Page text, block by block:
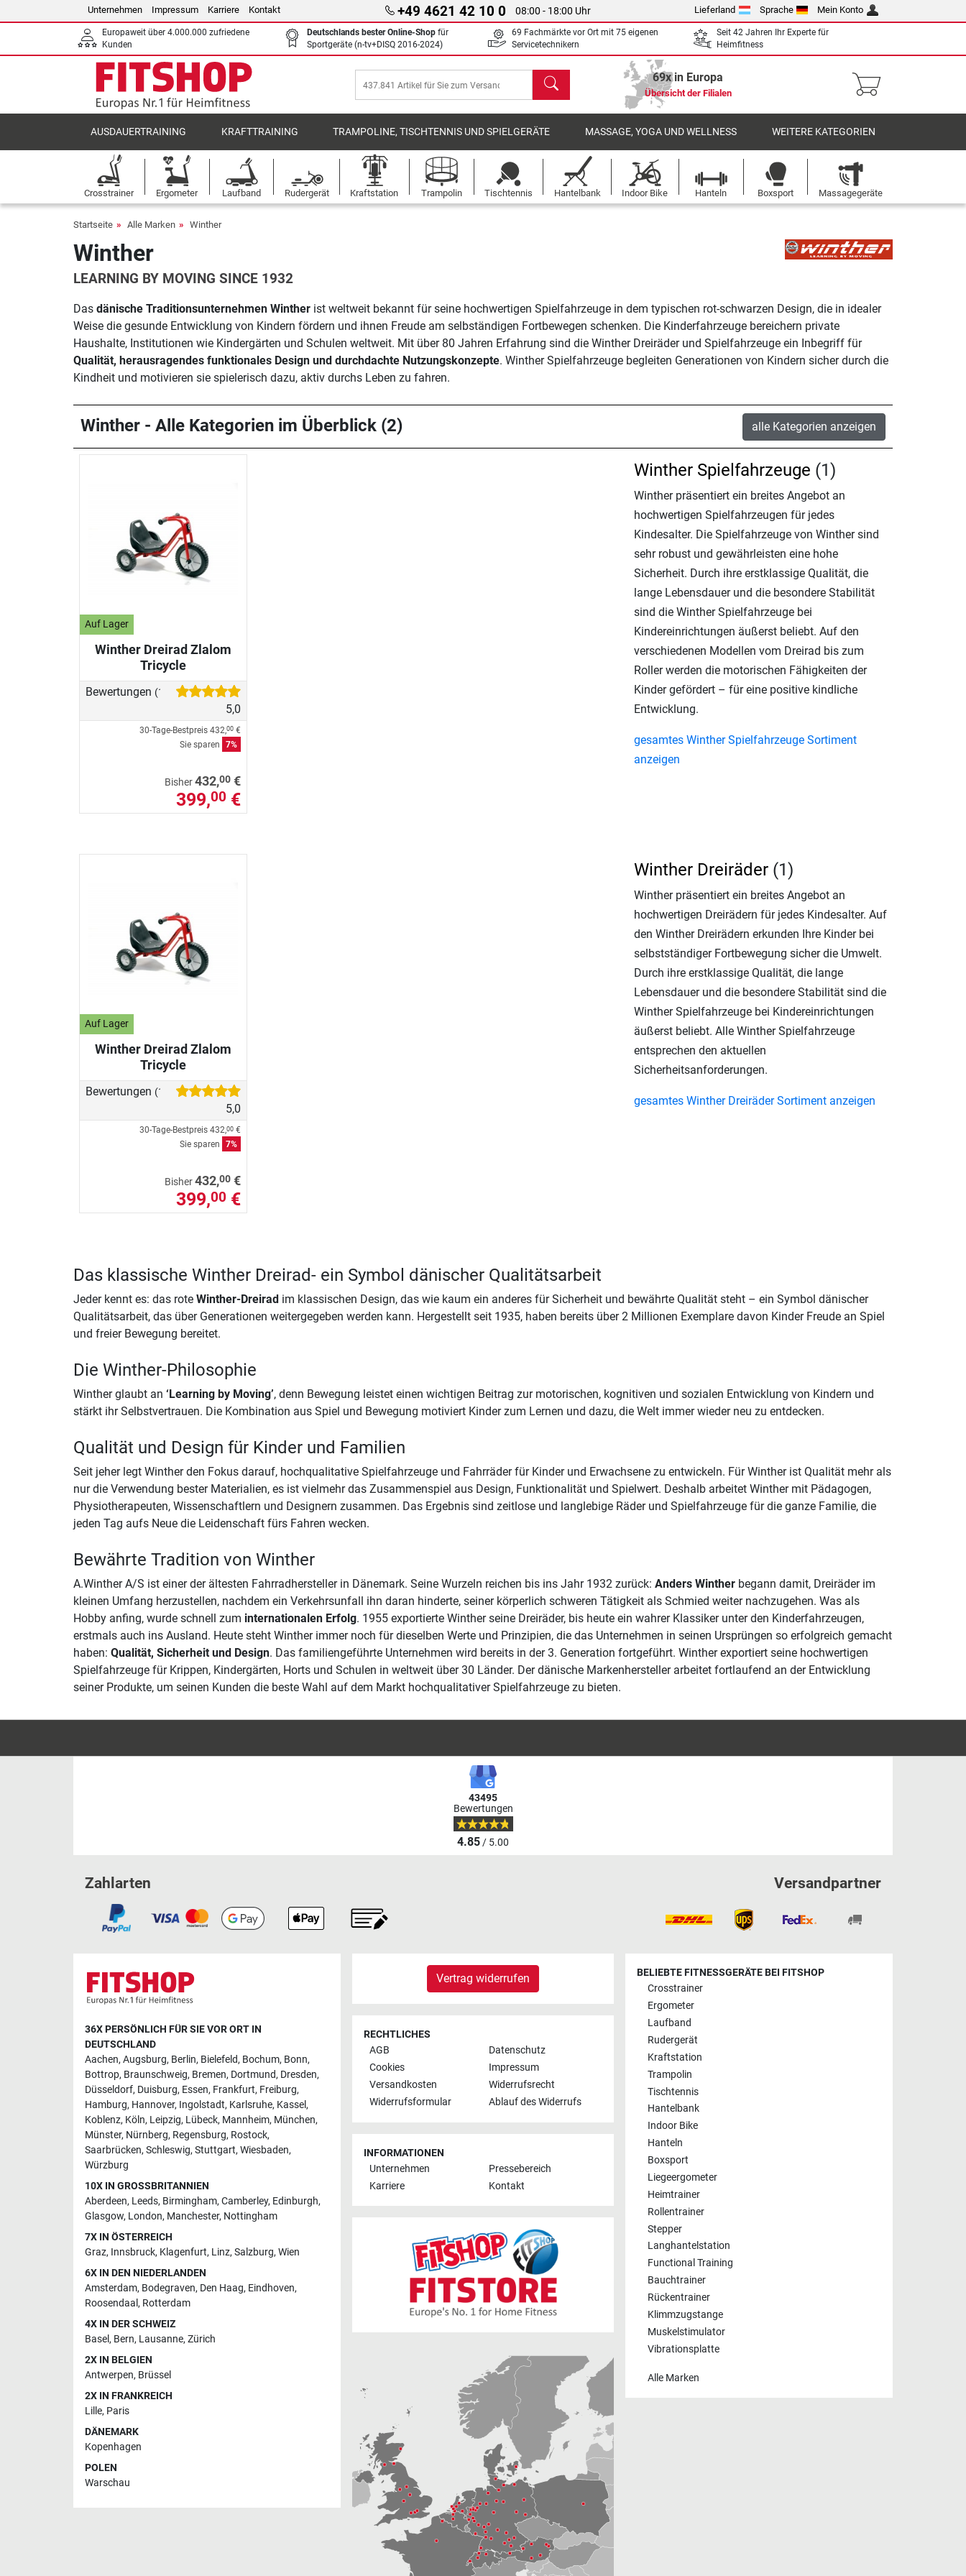
Unternehmen Impressum Karriere Kontakt +49 4621 42 10 0 08:00 - 18:00 Uhr Lieferland Sprache Mein Konto
Europaweit über 4.000.000 zufriedene
Kunden
Deutschlands bester Online-Shop für
Sportgeräte (n-tv+DISQ 2016-2024)
69 Fachmärkte vor Ort mit 75 eigenen
Servicetechnikern
Seit 42 Jahren Ihr Experte für
Heimfitness
Suchen 69x in Europa
Übersicht der Filialen
AUSDAUERTRAINING KRAFTTRAINING TRAMPOLINE, TISCHTENNIS UND SPIELGERÄTE MASSAGE, YOGA UND WELLNESS WEITERE KATEGORIEN
Crosstrainer Ergometer Laufband Rudergerät Kraftstation Trampolin Tischtennis Hantelbank Indoor Bike Hanteln Boxsport Massagegeräte
Startseite Alle Marken Winther
Winther
LEARNING BY MOVING SINCE 1932
Das dänische Traditionsunternehmen Winther ist weltweit bekannt für seine hochwertigen Spielfahrzeuge in dem typischen rot-schwarzen Design, die in idealer
Weise die gesunde Entwicklung von Kindern fördern und ihnen Freude am selbständigen Fortbewegen schenken. Die Kinderfahrzeuge bereichern private
Haushalte, Institutionen wie Kindergärten und Schulen weltweit. Mit über 80 Jahren Erfahrung sind die Winther Dreiräder und Spielfahrzeuge ein Inbegriff für
Qualität, herausragendes funktionales Design und durchdachte Nutzungskonzepte. Winther Spielfahrzeuge begleiten Generationen von Kindern sicher durch die
Kindheit und motivieren sie spielerisch dazu, aktiv durchs Leben zu fahren.
Winther - Alle Kategorien im Überblick (2) alle Kategorien anzeigen
Auf Lager
Winther Dreirad Zlalom
Tricycle
Bewertungen (1)
5,0
30-Tage-Bestpreis 432,00€
Sie sparen
7%
Bisher432,00€
399,00 €
Winther Spielfahrzeuge (1)
Winther präsentiert ein breites Angebot an
hochwertigen Spielfahrzeugen für jedes
Kindesalter. Die Spielfahrzeuge von Winther sind
sehr robust und gewährleisten eine hohe
Sicherheit. Durch ihre erstklassige Qualität, die
lange Lebensdauer und die besondere Stabilität
sind die Winther Spielfahrzeuge bei
Kindereinrichtungen äußerst beliebt. Auf den
verschiedenen Modellen vom Dreirad bis zum
Roller werden die motorischen Fähigkeiten der
Kinder gefördert – für eine positive kindliche
Entwicklung.
gesamtes Winther Spielfahrzeuge Sortiment
anzeigen
Auf Lager
Winther Dreirad Zlalom
Tricycle
Bewertungen (1)
5,0
30-Tage-Bestpreis 432,00€
Sie sparen
7%
Bisher432,00€
399,00 €
Winther Dreiräder (1)
Winther präsentiert ein breites Angebot an
hochwertigen Dreirädern für jedes Kindesalter. Auf
den Winther Dreirädern erkunden Ihre Kinder bei
selbstständiger Fortbewegung sicher die Umwelt.
Durch ihre erstklassige Qualität, die lange
Lebensdauer und die besondere Stabilität sind die
Winther Spielfahrzeuge bei Kindereinrichtungen
äußerst beliebt. Alle Winther Spielfahrzeuge
entsprechen den aktuellen
Sicherheitsanforderungen.
gesamtes Winther Dreiräder Sortiment anzeigen
Das klassische Winther Dreirad- ein Symbol dänischer Qualitätsarbeit
Jeder kennt es: das rote Winther-Dreirad im klassischen Design, das wie kaum ein anderes für Sicherheit und bewährte Qualität steht – ein Symbol dänischer
Qualitätsarbeit, das über Generationen weitergegeben werden kann. Hergestellt seit 1935, haben bereits über 2 Millionen Exemplare davon Kinder Freude an Spiel
und freier Bewegung bereitet.
Die Winther-Philosophie
Winther glaubt an ‘Learning by Moving’, denn Bewegung leistet einen wichtigen Beitrag zur motorischen, kognitiven und sozialen Entwicklung von Kindern und
stärkt ihr Selbstvertrauen. Die Kombination aus Spiel und Bewegung motiviert Kinder zum Lernen und dazu, die Welt immer wieder neu zu entdecken.
Qualität und Design für Kinder und Familien
Seit jeher legt Winther den Fokus darauf, hochqualitative Spielfahrzeuge und Fahrräder für Kinder und Erwachsene zu entwickeln. Für Winther ist Qualität mehr als
nur die Verwendung bester Materialien, es ist vielmehr das Zusammenspiel aus Design, Funktionalität und Spielwert. Deshalb arbeitet Winther mit Pädagogen,
Physiotherapeuten, Wissenschaftlern und Designern zusammen. Das Ergebnis sind zeitlose und langlebige Räder und Spielfahrzeuge für die ganze Familie, die
jeden Tag aufs Neue die Leidenschaft fürs Fahren wecken.
Bewährte Tradition von Winther
A.Winther A/S ist einer der ältesten Fahrradhersteller in Dänemark. Seine Wurzeln reichen bis ins Jahr 1932 zurück: Anders Winther begann damit, Dreiräder im
kleinen Umfang herzustellen, nachdem ein Verkehrsunfall ihn daran hinderte, seiner körperlich schweren Tätigkeit als Schmied weiter nachzugehen. Was als
Hobby anfing, wurde schnell zum internationalen Erfolg. 1955 exportierte Winther seine Dreiräder, bis heute ein wahrer Klassiker unter den Kinderfahrzeugen,
erstmals auch ins Ausland. Heute steht Winther immer noch für dieselben Werte und Prinzipien, die das Unternehmen in seinen Ursprüngen so erfolgreich gemacht
haben: Qualität, Sicherheit und Design. Das familiengeführte Unternehmen wird bereits in der 3. Generation fortgeführt. Winther exportiert seine hochwertigen
Spielfahrzeuge für Krippen, Kindergärten, Horts und Schulen in weltweit über 30 Länder. Der dänische Markenhersteller arbeitet fortlaufend an der Entwicklung
seiner Produkte, um seinen Kunden die beste Wahl auf dem Markt hochqualitativer Spielfahrzeuge zu bieten.
43495
Bewertungen
4.85/ 5.00
Zahlarten Versandpartner
36X PERSÖNLICH FÜR SIE VOR ORT IN
DEUTSCHLAND
Aachen, Augsburg, Berlin, Bielefeld, Bochum, Bonn,
Bottrop, Braunschweig, Bremen, Dortmund, Dresden,
Düsseldorf, Duisburg, Essen, Frankfurt, Freiburg,
Hamburg, Hannover, Ingolstadt, Karlsruhe, Kassel,
Koblenz, Köln, Leipzig, Lübeck, Mannheim, München,
Münster, Nürnberg, Regensburg, Rostock,
Saarbrücken, Schleswig, Stuttgart, Wiesbaden,
Würzburg
10X IN GROSSBRITANNIEN
Aberdeen, Leeds, Birmingham, Camberley, Edinburgh,
Glasgow, London, Manchester, Nottingham
7X IN ÖSTERREICH
Graz, Innsbruck, Klagenfurt, Linz, Salzburg, Wien
6X IN DEN NIEDERLANDEN
Amsterdam, Bodegraven, Den Haag, Eindhoven,
Roosendaal , Rotterdam
4X IN DER SCHWEIZ
Basel, Bern, Lausanne, Zürich
2X IN BELGIEN
Antwerpen, Brüssel
2X IN FRANKREICH
Lille, Paris
DÄNEMARK
Kopenhagen
POLEN
Warschau
Vertrag widerrufen
RECHTLICHES
AGB
Datenschutz
Cookies
Impressum
Versandkosten
Widerrufsrecht
Widerrufsformular
Ablauf des Widerrufs
INFORMATIONEN
Unternehmen
Pressebereich
Karriere
Kontakt
BELIEBTE FITNESSGERÄTE BEI FITSHOP
Crosstrainer
Ergometer
Laufband
Rudergerät
Kraftstation
Trampolin
Tischtennis
Hantelbank
Indoor Bike
Hanteln
Boxsport
Liegeergometer
Heimtrainer
Rollentrainer
Stepper
Langhantelstation
Functional Training
Bauchtrainer
Rückentrainer
Klimmzugstange
Muskelstimulator
Vibrationsplatte
Alle Marken